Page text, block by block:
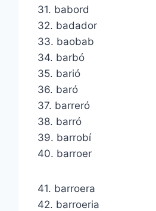
31. babord
32. badador
33. baobab
34. barbó
35. barió
36. baró
37. barreró
38. barró
39. barrobí
40. barroer
41. barroera
42. barroeria